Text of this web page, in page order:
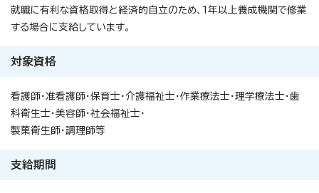
就職に有利な資格取得と経済的自立のため、1年以上養成機関で修業
する場合に支給しています。
対象資格
看護師・准看護師・保育士・介護福祉士・作業療法士・理学療法士・歯
科衛生士・美容師・社会福祉士・
製菓衛生師・調理師等
支給期間